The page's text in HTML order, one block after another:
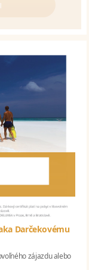
Darčekovému
zájazdu alebo